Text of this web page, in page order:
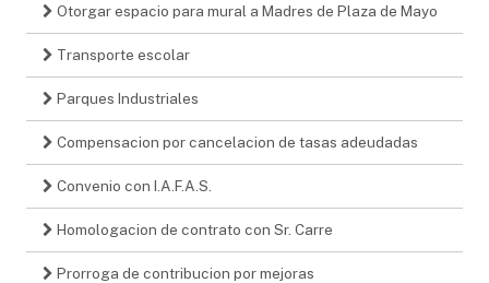
Otorgar espacio para mural a Madres de Plaza de Mayo
Transporte escolar
Parques Industriales
Compensacion por cancelacion de tasas adeudadas
Convenio con I.A.F.A.S.
Homologacion de contrato con Sr. Carre
Prorroga de contribucion por mejoras